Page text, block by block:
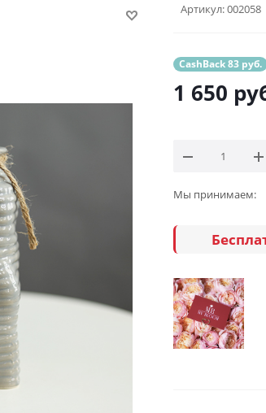
Артикул:002058
CashBack 83 руб.
1 650
Мы принимаем: